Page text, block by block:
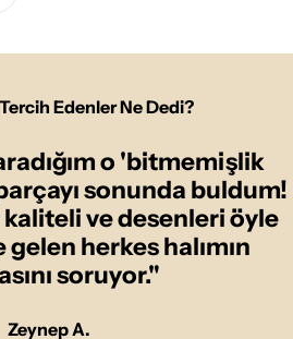
Tercih Edenler Ne Dedi?
o 'bitmemişlik
sonunda buldum!
ve desenleri öyle
herkes halımın
soruyor."
Zeynep A.